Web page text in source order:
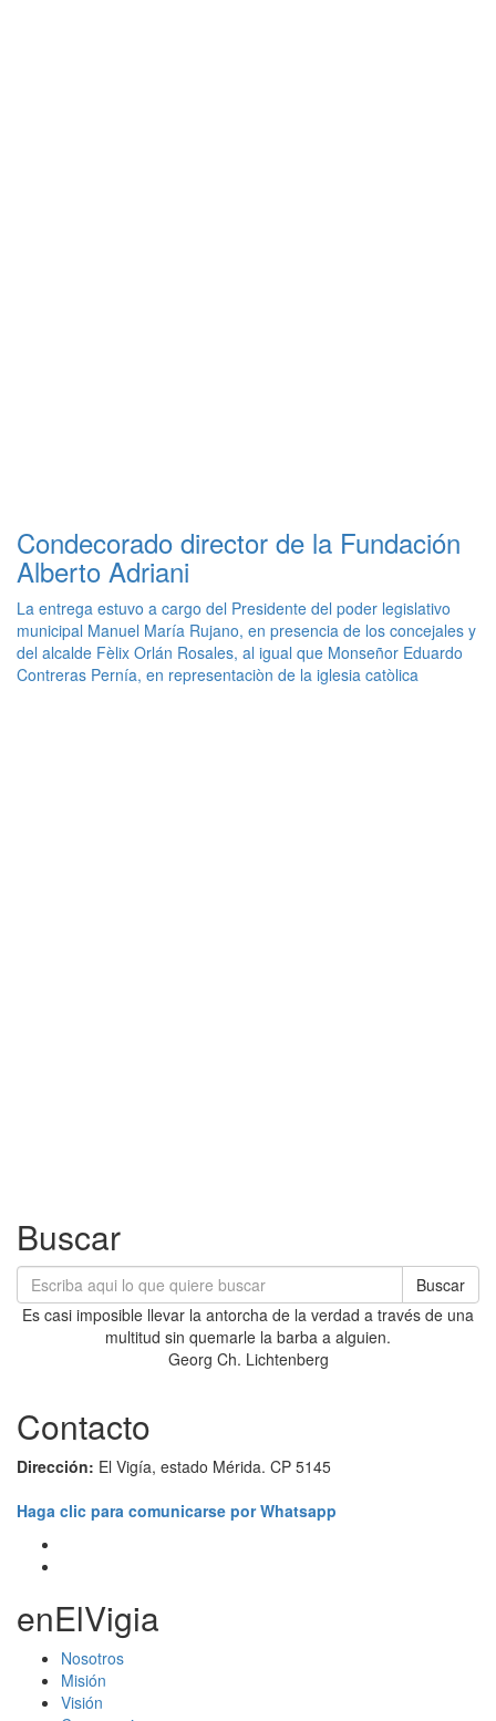
Condecorado director de la Fundación
Alberto Adriani
La entrega estuvo a cargo del Presidente del poder legislativo
municipal Manuel María Rujano, en presencia de los concejales y
del alcalde Fèlix Orlán Rosales, al igual que Monseñor Eduardo
Contreras Pernía, en representaciòn de la iglesia catòlica
Buscar
Buscar
Es casi imposible llevar la antorcha de la verdad a través de una
multitud sin quemarle la barba a alguien.
Georg Ch. Lichtenberg
Contacto
Dirección: El Vigía, estado Mérida. CP 5145
Haga clic para comunicarse por Whatsapp
enElVigia
Nosotros
Misión
Visión